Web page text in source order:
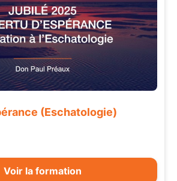
(Eschatologie)
Voir la formation